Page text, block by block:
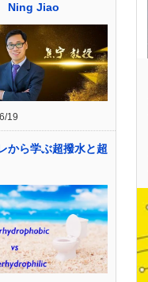
Ning Jiao
19
から学ぶ超撥水と超